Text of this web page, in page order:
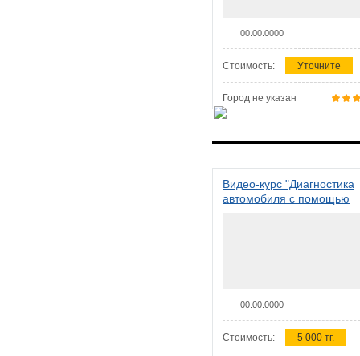
00.00.0000
Стоимость: Уточните
Город не указан
Видео-курс "Диагностика
автомобиля с помощью
00.00.0000
Стоимость: 5 000 тг.